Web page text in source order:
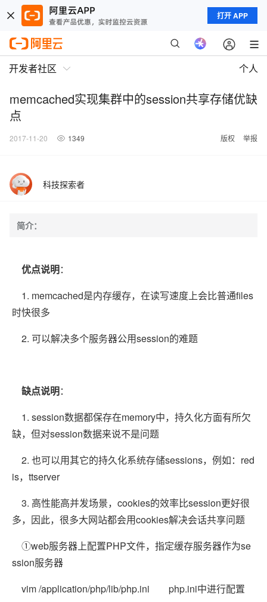
打开 APP
开发者社区 个人
memcached实现集群中的session共享存储优缺
点
2017-11-20 1349 版权 举报
科技探索者
简介：
优点说明：
1. memcached是内存缓存，在读写速度上会比普通files
时快很多
2. 可以解决多个服务器公用session的难题
缺点说明：
1. session数据都保存在memory中，持久化方面有所欠
缺，但对session数据来说不是问题
2. 也可以用其它的持久化系统存储sessions，例如：red
is，ttserver
3. 高性能高并发场景，cookies的效率比session更好很
多，因此，很多大网站都会用cookies解决会话共享问题
①web服务器上配置PHP文件，指定缓存服务器作为se
ssion服务器
vim /application/php/lib/php.ini php.ini中进行配置